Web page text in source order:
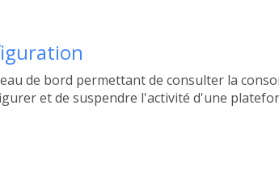
de bord permettant de consulter la
et de suspendre l'activité d'une